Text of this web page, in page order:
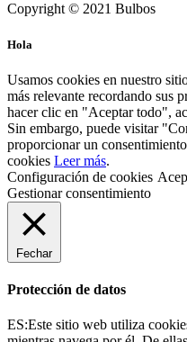
Copyright © 2021 Bulbos
Hola
Usamos cookies en nuestro
más relevante recordando sus
hacer clic en "Aceptar todo",
Sin embargo, puede visitar
proporcionar un
cookies Leer más.
Configuración de cookies
Gestionar consentimiento
Fechar
Protección de datos
ES:Este sitio web utiliza